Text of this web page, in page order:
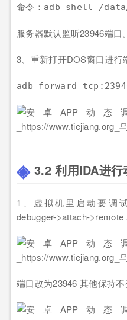
命令： adb shell /
服务器默认监听23946端口。
3、重新打开DOS窗口进行
adb forward
3.2 利用IDA进行
1、虚拟机里启动要调
debugger->attach-
端口改为23946 其他保持